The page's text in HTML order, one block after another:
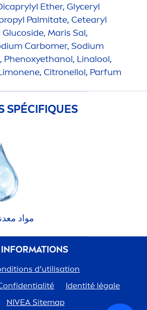
Ether, Glyceryl
Palmitate, Cetearyl
Maris Sal,
Carbomer, Sodium
Phenoxyethanol, Linalool,
Citronellol, Parfum
SPÉCIFIQUES
مواد
INFORMATIONS
d’utilisation
Identité légale
NIVEASitemap